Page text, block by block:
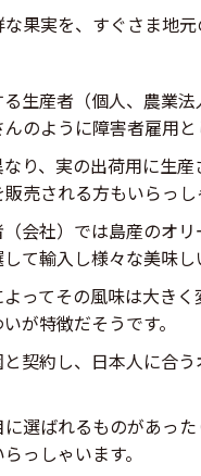
果実を、すぐさま地
生産者（個人、農業
のように障害者雇用
り、実の出荷用に生
売される方もいらっ
会社）では島産のオ
て輸入し様々な美味
ってその風味は大き
が特徴だそうです。
契約し、日本人に合
選ばれるものがあっ
っしゃいます。